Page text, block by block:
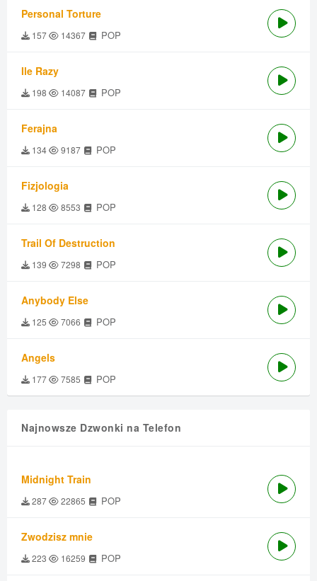
Personal Torture
157 14367 POP
Ile Razy
198 14087 POP
Ferajna
134 9187 POP
Fizjologia
128 8553 POP
Trail Of Destruction
139 7298 POP
Anybody Else
125 7066 POP
Angels
177 7585 POP
Najnowsze Dzwonki na Telefon
Midnight Train
287 22865 POP
Zwodzisz mnie
223 16259 POP